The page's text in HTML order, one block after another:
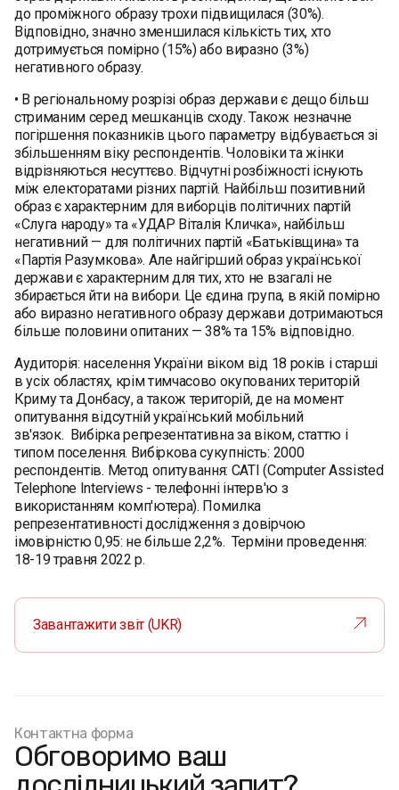
до проміжного образу трохи підвищилася (30%).
Відповідно, значно зменшилася кількість тих, хто
дотримується помірно (15%) або виразно (3%)
негативного образу.
• В регіональному розрізі образ держави є дещо більш
стриманим серед мешканців сходу. Також незначне
погіршення показників цього параметру відбувається зі
збільшенням віку респондентів. Чоловіки та жінки
відрізняються несуттєво. Відчутні розбіжності існують
між електоратами різних партій. Найбільш позитивний
образ є характерним для виборців політичних партій
«Слуга народу» та «УДАР Віталія Кличка», найбільш
негативний — для політичних партій «Батьківщина» та
«Партія Разумкова». Але найгірший образ української
держави є характерним для тих, хто не взагалі не
збирається йти на вибори. Це єдина група, в якій помірно
або виразно негативного образу держави дотримаються
більше половини опитаних — 38% та 15% відповідно.
Аудиторія: населення України віком від 18 років і старші
в усіх областях, крім тимчасово окупованих територій
Криму та Донбасу, а також територій, де на момент
опитування відсутній український мобільний
зв'язок. Вибірка репрезентативна за віком, статтю і
типом поселення. Вибіркова сукупність: 2000
респондентів. Метод опитування: CATI (Computer Assisted
Telephone Interviews - телефонні інтерв'ю з
використанням комп'ютера). Помилка
репрезентативності дослідження з довірчою
імовірністю 0,95: не більше 2,2%. Терміни проведення:
18-19 травня 2022 р.
Завантажити звіт (UKR)
Контактна форма
Обговоримо ваш